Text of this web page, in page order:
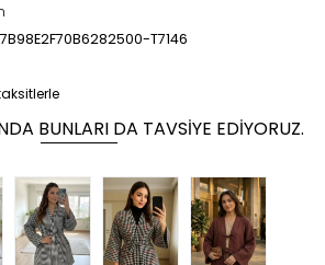
T7146
BUNLARI DA TAVSIYE EDIYORUZ.